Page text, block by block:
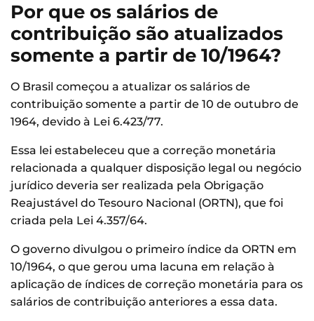
Por que os salários de
contribuição são atualizados
somente a partir de 10/1964?
O Brasil começou a atualizar os salários de
contribuição somente a partir de 10 de outubro de
1964, devido à Lei 6.423/77.
Essa lei estabeleceu que a correção monetária
relacionada a qualquer disposição legal ou negócio
jurídico deveria ser realizada pela Obrigação
Reajustável do Tesouro Nacional (ORTN), que foi
criada pela Lei 4.357/64.
O governo divulgou o primeiro índice da ORTN em
10/1964, o que gerou uma lacuna em relação à
aplicação de índices de correção monetária para os
salários de contribuição anteriores a essa data.